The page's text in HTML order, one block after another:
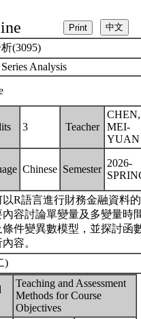
(3095)
Analysis
3 Teacher
CHEN,
MEI-
YUAN
Chinese Semester
2026-
R語言進行財務金融資料的
容討論單變量及多變量時
件變異數模型，並探討函
容。
)
Teaching and Assessment
Methods for Course
Objectives